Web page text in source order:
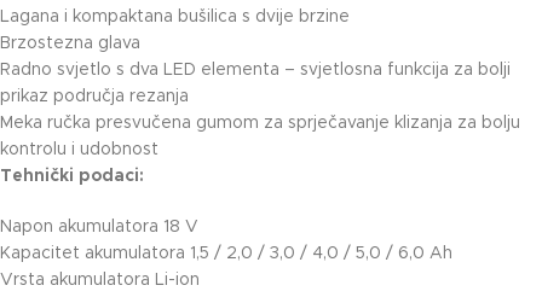
Lagana i kompaktana bušilica s dvije brzine
Brzostezna glava
Radno svjetlo s dva LED elementa – svjetlosna funkcija za bolji
prikaz područja rezanja
Meka ručka presvučena gumom za sprječavanje klizanja za bolju
kontrolu i udobnost
Tehnički podaci:
Napon akumulatora 18 V
Kapacitet akumulatora 1,5 / 2,0 / 3,0 / 4,0 / 5,0 / 6,0 Ah
Vrsta akumulatora Li-ion